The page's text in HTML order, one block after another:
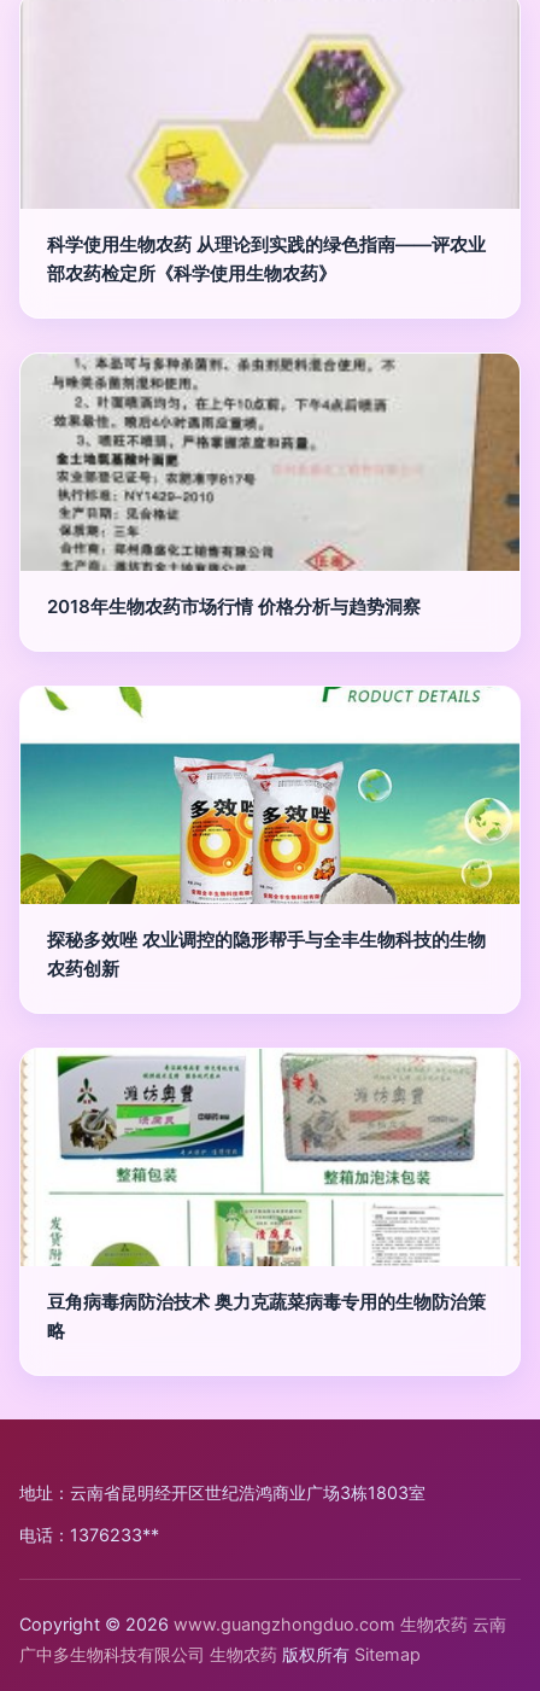
科学使用生物农药 从理论到实践的绿色指南——评农业
部农药检定所《科学使用生物农药》
2018年生物农药市场行情 价格分析与趋势洞察
探秘多效唑 农业调控的隐形帮手与全丰生物科技的生物
农药创新
豆角病毒病防治技术 奥力克蔬菜病毒专用的生物防治策
略
地址：云南省昆明经开区世纪浩鸿商业广场3栋1803室
电话：1376233**
Copyright © 2026 www.guangzhongduo.com 生物农药 云南
广中多生物科技有限公司 生物农药 版权所有 Sitemap